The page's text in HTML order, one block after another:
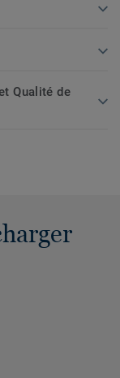
Qualité de